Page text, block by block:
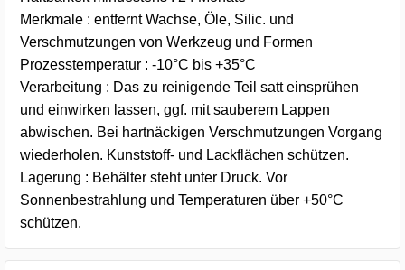
Merkmale : entfernt Wachse, Öle, Silic. und
Verschmutzungen von Werkzeug und Formen
Prozesstemperatur : -10°C bis +35°C
Verarbeitung : Das zu reinigende Teil satt einsprühen
und einwirken lassen, ggf. mit sauberem Lappen
abwischen. Bei hartnäckigen Verschmutzungen Vorgang
wiederholen. Kunststoff- und Lackflächen schützen.
Lagerung : Behälter steht unter Druck. Vor
Sonnenbestrahlung und Temperaturen über +50°C
schützen.